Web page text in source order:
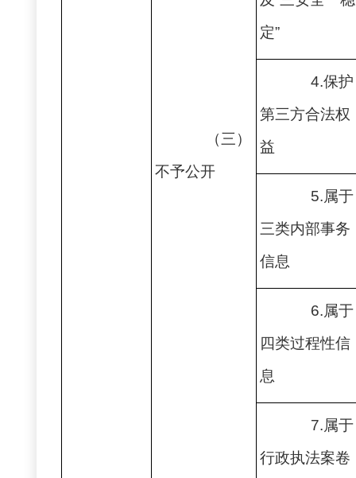
（三）
不予公开
定”
4.保护
第三方合法权
益
5.属于
三类内部事务
信息
6.属于
四类过程性信
息
7.属于
行政执法案卷